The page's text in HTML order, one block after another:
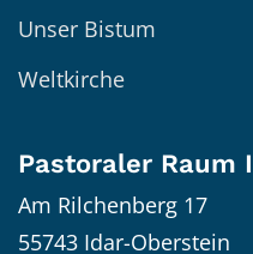
Unser Bistum
Weltkirche
Pastoraler Raum
Am Rilchenberg 17
55743 Idar-Oberstein